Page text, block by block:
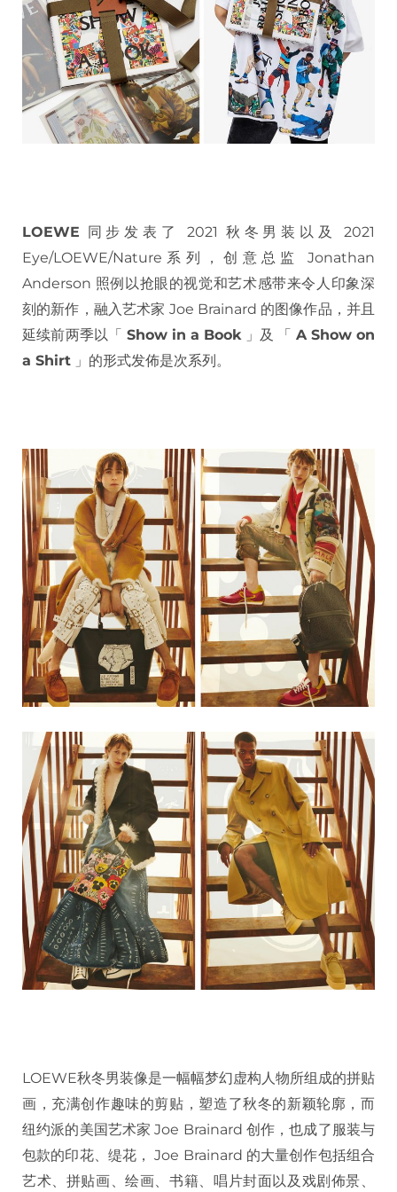
LOEWE 同步发表了 2021 秋冬男装以及 2021
Eye/LOEWE/Nature系列，创意总监 Jonathan
Anderson 照例以抢眼的视觉和艺术感带来令人印象深
刻的新作，融入艺术家 Joe Brainard 的图像作品，并且
延续前两季以「 Show in a Book」及 「 A Show on
a Shirt 」的形式发佈是次系列。
LOEWE秋冬男装像是一幅幅梦幻虚构人物所组成的拼贴
画，充满创作趣味的剪贴，塑造了秋冬的新颖轮廓，而
纽约派的美国艺术家 Joe Brainard 创作，也成了服装与
包款的印花、缇花， Joe Brainard 的大量创作包括组合
艺术、拼贴画、绘画、书籍、唱片封面以及戏剧佈景、